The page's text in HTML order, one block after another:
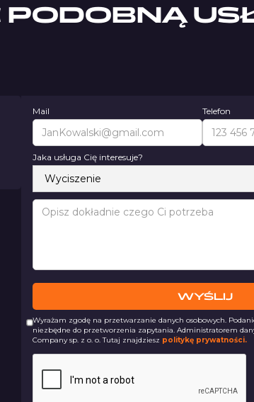
Mail Telefon
Jaka usługa Cię interesuje?
Wyrażam zgodę na przetwarzanie danych osobowych.
niezbędne do przetworzenia zapytania. Administratorem
Company sp. z o. o. Tutaj znajdziesz politykę prywatności.